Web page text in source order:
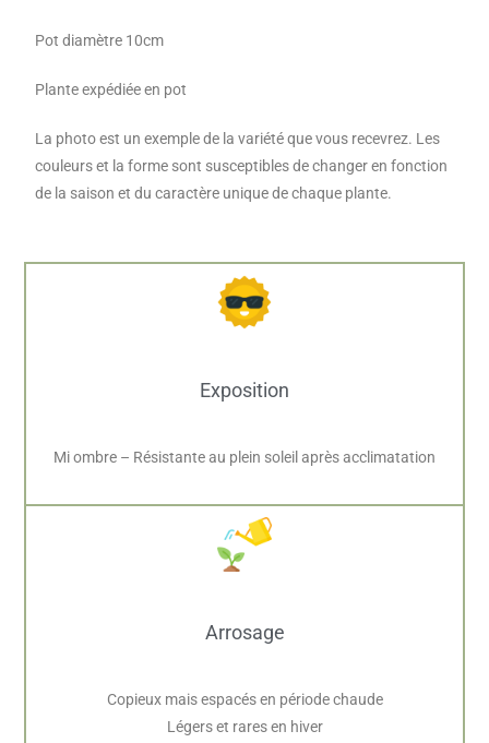
Pot diamètre 10cm
Plante expédiée en pot
La photo est un exemple de la variété que vous recevrez. Les
couleurs et la forme sont susceptibles de changer en fonction
de la saison et du caractère unique de chaque plante.
Exposition
Mi ombre – Résistante au plein soleil après acclimatation
Arrosage
Copieux mais espacés en période chaude
Légers et rares en hiver